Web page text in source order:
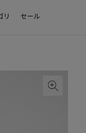
リ セール